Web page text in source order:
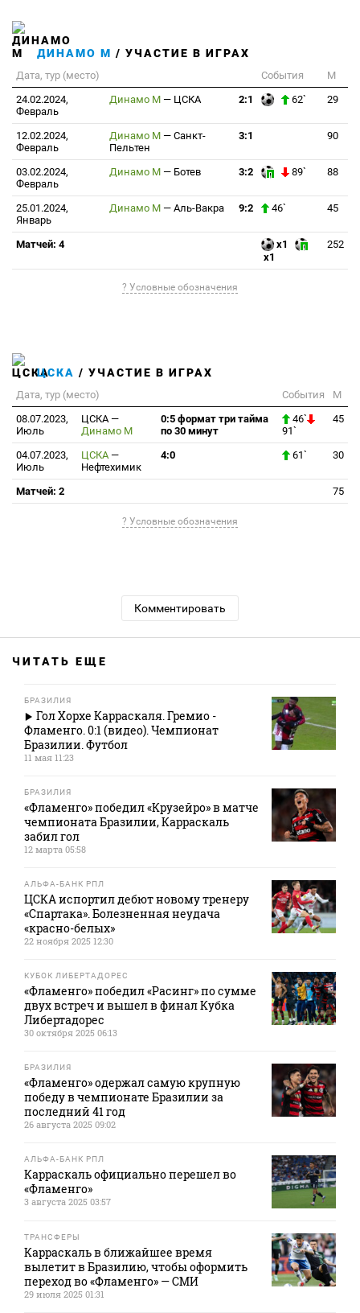
ДИНАМО М / УЧАСТИЕ В ИГРАХ
Дата, тур (место) События
М
24.02.2024,
Февраль
Динамо М — ЦСКА 2:1 62` 29
12.02.2024,
Февраль
Динамо М — Санкт-
Пельтен
3:1 90
03.02.2024,
Февраль
Динамо М — Ботев 3:2 89` 88
25.01.2024,
Январь
Динамо М — Аль-Вакра 9:2 46` 45
Матчей: 4
x1
x1
252
? Условные обозначения
ЦСКА / УЧАСТИЕ В ИГРАХ
Дата, тур (место) События
М
08.07.2023,
Июль
ЦСКА —
Динамо М
0:5 формат три тайма
по 30 минут
46`
91`
45
04.07.2023,
Июль
ЦСКА —
Нефтехимик
4:0 61` 30
Матчей: 2 75
? Условные обозначения
Комментировать
ЧИТАТЬ ЕЩЕ
БРАЗИЛИЯ
Гол Хорхе Карраскаля. Гремио -
Фламенго. 0:1 (видео). Чемпионат
Бразилии. Футбол
11 мая 11:23
БРАЗИЛИЯ
«Фламенго» победил «Крузейро» в матче
чемпионата Бразилии, Карраскаль
забил гол
12 марта 05:58
АЛЬФА-БАНК РПЛ
ЦСКА испортил дебют новому тренеру
«Спартака». Болезненная неудача
«красно-белых»
22 ноября 2025 12:30
КУБОК ЛИБЕРТАДОРЕС
«Фламенго» победил «Расинг» по сумме
двух встреч и вышел в финал Кубка
Либертадорес
30 октября 2025 06:13
БРАЗИЛИЯ
«Фламенго» одержал самую крупную
победу в чемпионате Бразилии за
последний 41 год
26 августа 2025 09:02
АЛЬФА-БАНК РПЛ
Карраскаль официально перешел во
«Фламенго»
3 августа 2025 03:57
ТРАНСФЕРЫ
Карраскаль в ближайшее время
вылетит в Бразилию, чтобы оформить
переход во «Фламенго» — СМИ
29 июля 2025 01:31